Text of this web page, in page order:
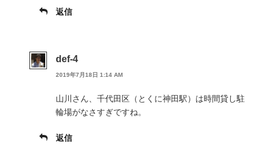
返信
def-4
2019年7月18日 1:14 AM
山川さん、千代田区（とくに神田駅）は時間貸し駐
輪場がなさすぎですね。
返信